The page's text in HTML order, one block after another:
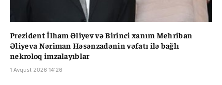
Prezident İlham Əliyev və Birinci xanım Mehriban
Əliyeva Nəriman Həsənzadənin vəfatı ilə bağlı
nekroloq imzalayıblar
1 Avqust 2026 14:26